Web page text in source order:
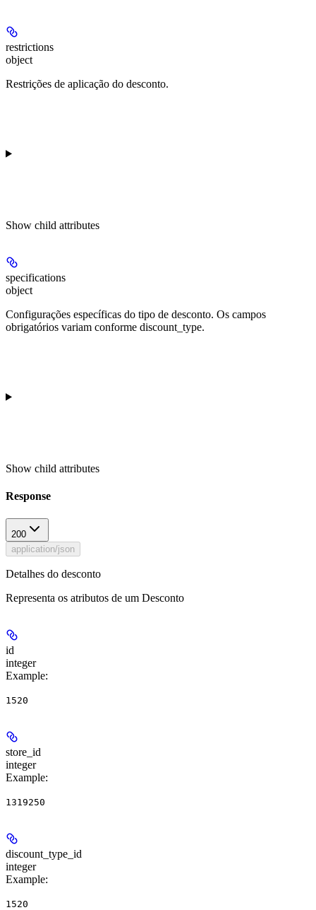
restrictions
object
Restrições de aplicação do desconto.
Show child attributes
specifications
object
Configurações específicas do tipo de desconto. Os campos
obrigatórios variam conforme discount_type.
Show child attributes
Response
200
application/json
Detalhes do desconto
Representa os atributos de um Desconto
id
integer
Example:
1520
store_id
integer
Example:
1319250
discount_type_id
integer
Example:
1520